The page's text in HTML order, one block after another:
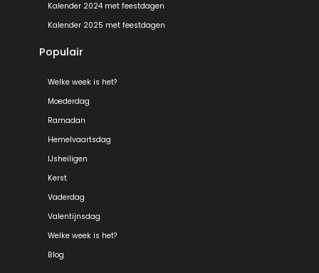
Kalender 2024 met feestdagen
Kalender 2025 met feestdagen
Populair
Welke week is het?
Moederdag
Ramadan
Hemelvaartsdag
IJsheiligen
Kerst
Vaderdag
Valentijnsdag
Welke week is het?
Blog